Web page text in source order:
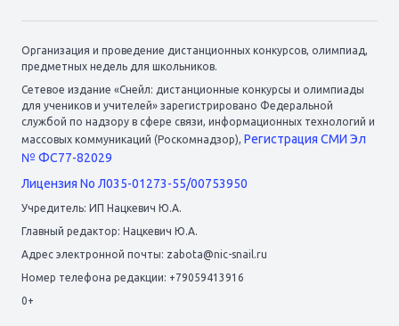
Организация и проведение дистанционных конкурсов, олимпиад,
предметных недель для школьников.
Сетевое издание «Снейл: дистанционные конкурсы и олимпиады
для учеников и учителей» зарегистрировано Федеральной
службой по надзору в сфере связи, информационных технологий и
массовых коммуникаций (Роскомнадзор), Регистрация СМИ Эл
№ ФС77-82029
Лицензия No Л035-01273-55/00753950
Учредитель: ИП Нацкевич Ю.А.
Главный редактор: Нацкевич Ю.А.
Адрес электронной почты: zabota@nic-snail.ru
Номер телефона редакции: +79059413916
0+